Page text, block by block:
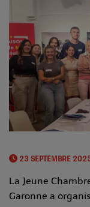
23 SEPTEMBRE
La Jeune
Garonne a